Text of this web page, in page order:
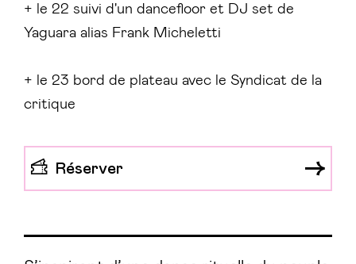
+ le 22 suivi d'un dancefloor et DJ set de
Yaguara alias Frank Micheletti
+ le 23 bord de plateau avec le Syndicat de la
critique
Réserver